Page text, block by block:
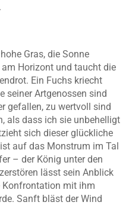
Gras, die Sonne
Horizont und taucht die
Ein Fuchs kriecht
seiner Artgenossen sind
gefallen, zu wertvoll sind
als dass ich sie unbehelligt
sich dieser glückliche
auf das Monstrum im Tal
– der König unter den
lässt sein Anblick
Konfrontation mit ihm
Sanft bläst der Wind